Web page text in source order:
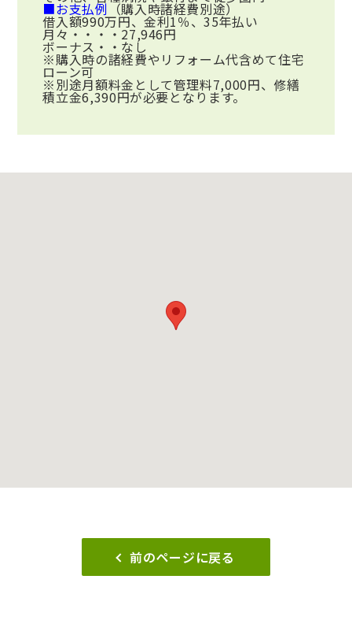
■お支払例 （購入時諸経費別途）
借入額990万円、金利1％、35年払い
月々・・・・27,946円
ボーナス・・なし
※購入時の諸経費やリフォーム代含めて住宅
ローン可
※別途月額料金として管理料7,000円、修繕
積立金6,390円が必要となります。
前のページに戻る